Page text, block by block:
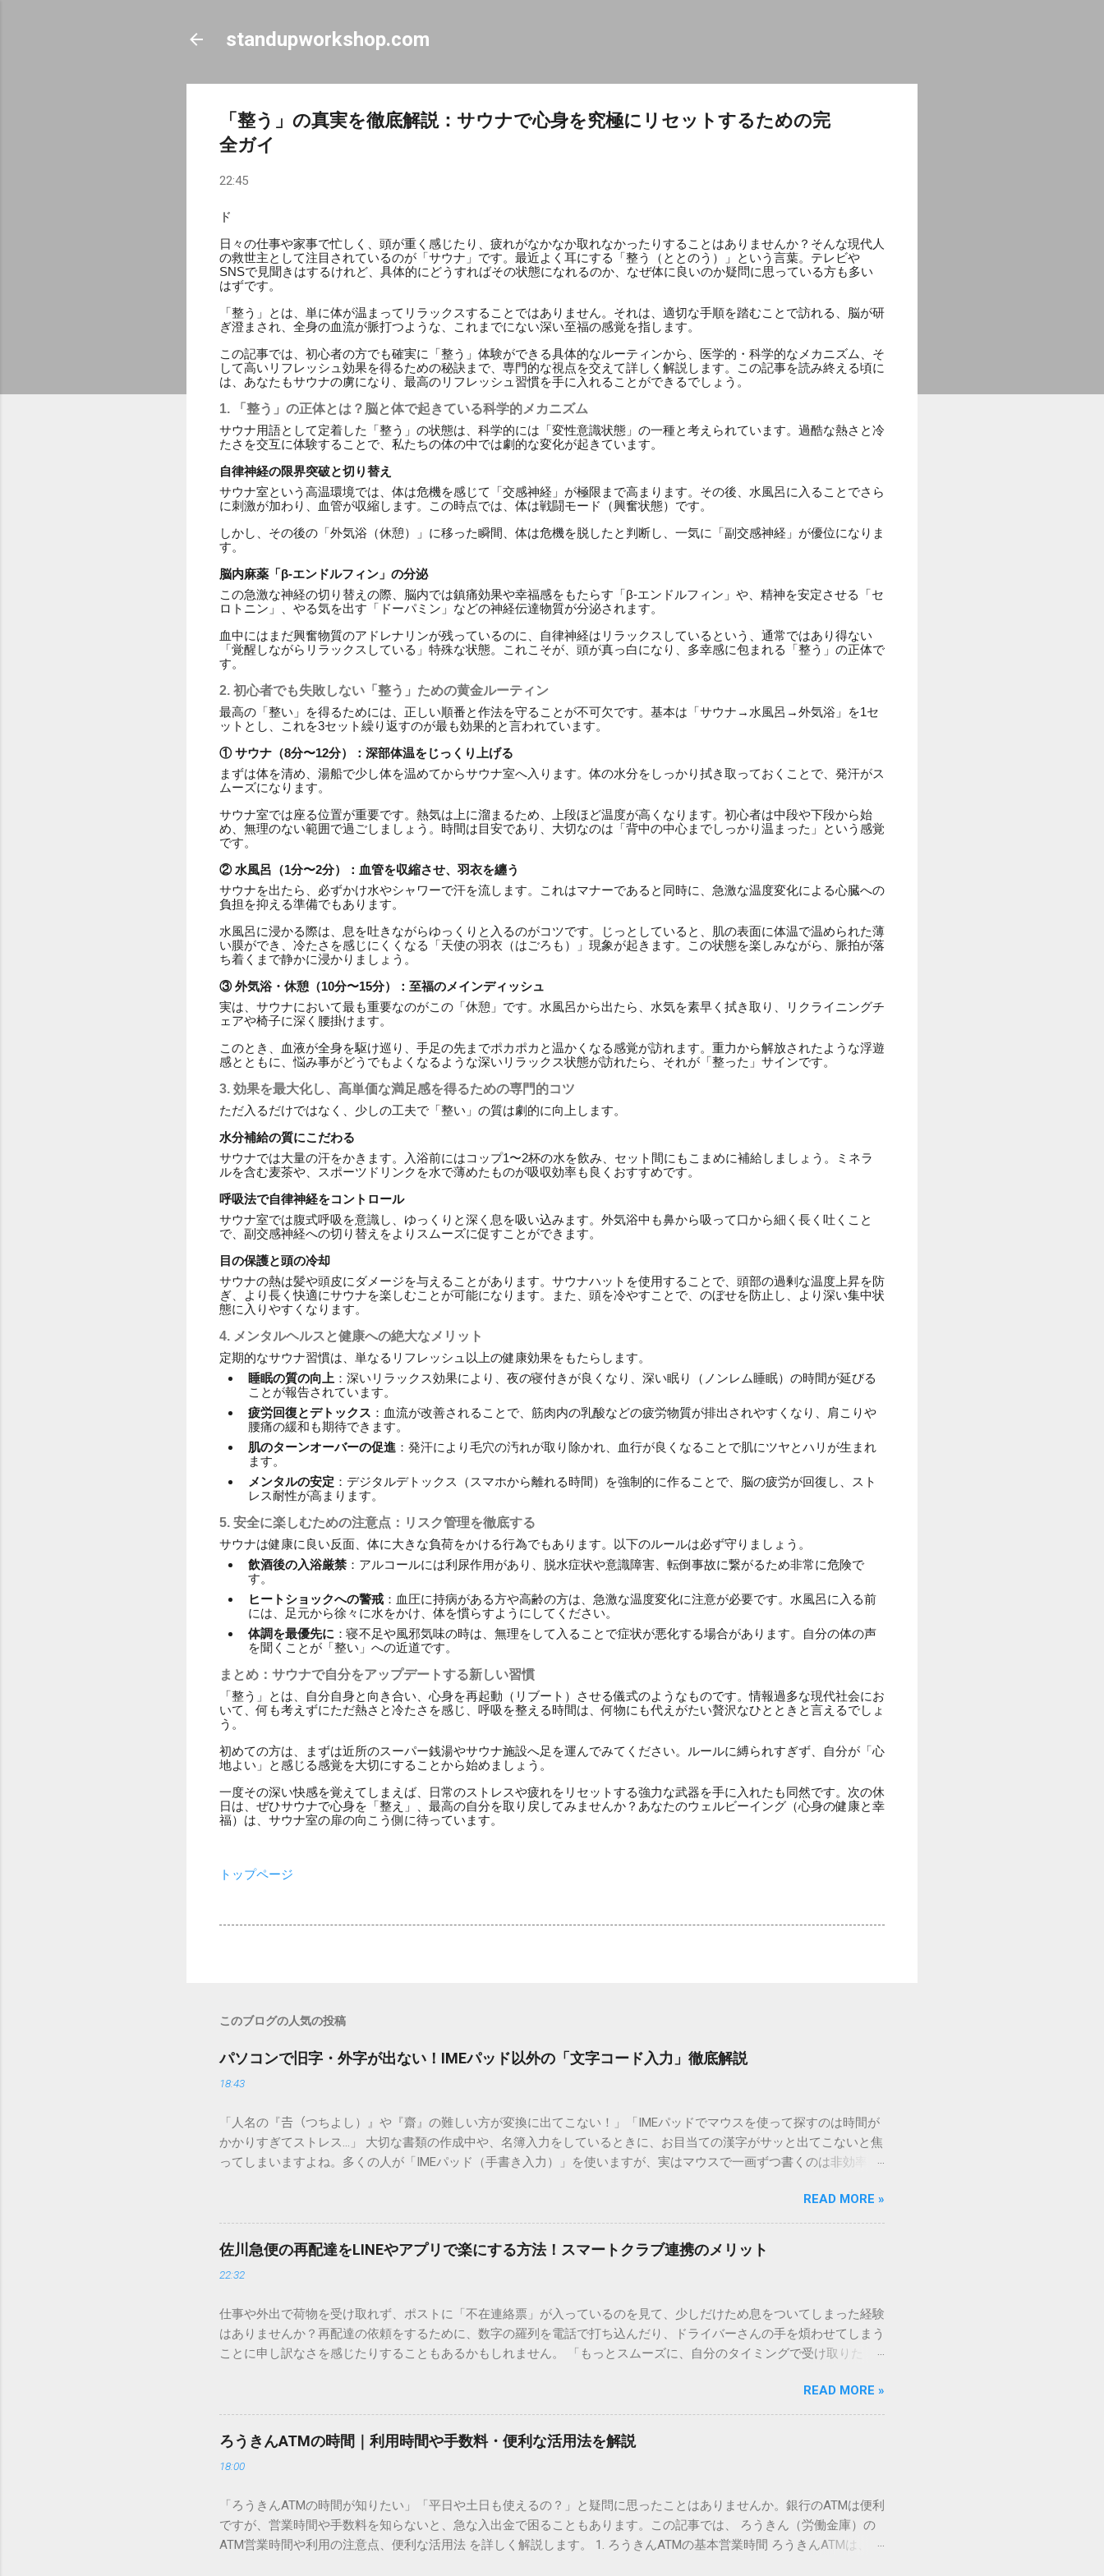
standupworkshop.com
「整う」の真実を徹底解説：サウナで心身を究極にリセットするための完
全ガイ
22:45
ド
日々の仕事や家事で忙しく、頭が重く感じたり、疲れがなかなか取れなかったりすることはありませんか？そんな現代人
の救世主として注目されているのが「サウナ」です。最近よく耳にする「整う（ととのう）」という言葉。テレビや
SNSで見聞きはするけれど、具体的にどうすればその状態になれるのか、なぜ体に良いのか疑問に思っている方も多い
はずです。
「整う」とは、単に体が温まってリラックスすることではありません。それは、適切な手順を踏むことで訪れる、脳が研
ぎ澄まされ、全身の血流が脈打つような、これまでにない深い至福の感覚を指します。
この記事では、初心者の方でも確実に「整う」体験ができる具体的なルーティンから、医学的・科学的なメカニズム、そ
して高いリフレッシュ効果を得るための秘訣まで、専門的な視点を交えて詳しく解説します。この記事を読み終える頃に
は、あなたもサウナの虜になり、最高のリフレッシュ習慣を手に入れることができるでしょう。
1. 「整う」の正体とは？脳と体で起きている科学的メカニズム
サウナ用語として定着した「整う」の状態は、科学的には「変性意識状態」の一種と考えられています。過酷な熱さと冷
たさを交互に体験することで、私たちの体の中では劇的な変化が起きています。
自律神経の限界突破と切り替え
サウナ室という高温環境では、体は危機を感じて「交感神経」が極限まで高まります。その後、水風呂に入ることでさら
に刺激が加わり、血管が収縮します。この時点では、体は戦闘モード（興奮状態）です。
しかし、その後の「外気浴（休憩）」に移った瞬間、体は危機を脱したと判断し、一気に「副交感神経」が優位になりま
す。
脳内麻薬「β-エンドルフィン」の分泌
この急激な神経の切り替えの際、脳内では鎮痛効果や幸福感をもたらす「β-エンドルフィン」や、精神を安定させる「セ
ロトニン」、やる気を出す「ドーパミン」などの神経伝達物質が分泌されます。
血中にはまだ興奮物質のアドレナリンが残っているのに、自律神経はリラックスしているという、通常ではあり得ない
「覚醒しながらリラックスしている」特殊な状態。これこそが、頭が真っ白になり、多幸感に包まれる「整う」の正体で
す。
2. 初心者でも失敗しない「整う」ための黄金ルーティン
最高の「整い」を得るためには、正しい順番と作法を守ることが不可欠です。基本は「サウナ→水風呂→外気浴」を1セ
ットとし、これを3セット繰り返すのが最も効果的と言われています。
① サウナ（8分〜12分）：深部体温をじっくり上げる
まずは体を清め、湯船で少し体を温めてからサウナ室へ入ります。体の水分をしっかり拭き取っておくことで、発汗がス
ムーズになります。
サウナ室では座る位置が重要です。熱気は上に溜まるため、上段ほど温度が高くなります。初心者は中段や下段から始
め、無理のない範囲で過ごしましょう。時間は目安であり、大切なのは「背中の中心までしっかり温まった」という感覚
です。
② 水風呂（1分〜2分）：血管を収縮させ、羽衣を纏う
サウナを出たら、必ずかけ水やシャワーで汗を流します。これはマナーであると同時に、急激な温度変化による心臓への
負担を抑える準備でもあります。
水風呂に浸かる際は、息を吐きながらゆっくりと入るのがコツです。じっとしていると、肌の表面に体温で温められた薄
い膜ができ、冷たさを感じにくくなる「天使の羽衣（はごろも）」現象が起きます。この状態を楽しみながら、脈拍が落
ち着くまで静かに浸かりましょう。
③ 外気浴・休憩（10分〜15分）：至福のメインディッシュ
実は、サウナにおいて最も重要なのがこの「休憩」です。水風呂から出たら、水気を素早く拭き取り、リクライニングチ
ェアや椅子に深く腰掛けます。
このとき、血液が全身を駆け巡り、手足の先までポカポカと温かくなる感覚が訪れます。重力から解放されたような浮遊
感とともに、悩み事がどうでもよくなるような深いリラックス状態が訪れたら、それが「整った」サインです。
3. 効果を最大化し、高単価な満足感を得るための専門的コツ
ただ入るだけではなく、少しの工夫で「整い」の質は劇的に向上します。
水分補給の質にこだわる
サウナでは大量の汗をかきます。入浴前にはコップ1〜2杯の水を飲み、セット間にもこまめに補給しましょう。ミネラ
ルを含む麦茶や、スポーツドリンクを水で薄めたものが吸収効率も良くおすすめです。
呼吸法で自律神経をコントロール
サウナ室では腹式呼吸を意識し、ゆっくりと深く息を吸い込みます。外気浴中も鼻から吸って口から細く長く吐くこと
で、副交感神経への切り替えをよりスムーズに促すことができます。
目の保護と頭の冷却
サウナの熱は髪や頭皮にダメージを与えることがあります。サウナハットを使用することで、頭部の過剰な温度上昇を防
ぎ、より長く快適にサウナを楽しむことが可能になります。また、頭を冷やすことで、のぼせを防止し、より深い集中状
態に入りやすくなります。
4. メンタルヘルスと健康への絶大なメリット
定期的なサウナ習慣は、単なるリフレッシュ以上の健康効果をもたらします。
睡眠の質の向上 ：深いリラックス効果により、夜の寝付きが良くなり、深い眠り（ノンレム睡眠）の時間が延びる
ことが報告されています。
疲労回復とデトックス ：血流が改善されることで、筋肉内の乳酸などの疲労物質が排出されやすくなり、肩こりや
腰痛の緩和も期待できます。
肌のターンオーバーの促進 ：発汗により毛穴の汚れが取り除かれ、血行が良くなることで肌にツヤとハリが生まれ
ます。
メンタルの安定 ：デジタルデトックス（スマホから離れる時間）を強制的に作ることで、脳の疲労が回復し、スト
レス耐性が高まります。
5. 安全に楽しむための注意点：リスク管理を徹底する
サウナは健康に良い反面、体に大きな負荷をかける行為でもあります。以下のルールは必ず守りましょう。
飲酒後の入浴厳禁 ：アルコールには利尿作用があり、脱水症状や意識障害、転倒事故に繋がるため非常に危険で
す。
ヒートショックへの警戒 ：血圧に持病がある方や高齢の方は、急激な温度変化に注意が必要です。水風呂に入る前
には、足元から徐々に水をかけ、体を慣らすようにしてください。
体調を最優先に ：寝不足や風邪気味の時は、無理をして入ることで症状が悪化する場合があります。自分の体の声
を聞くことが「整い」への近道です。
まとめ：サウナで自分をアップデートする新しい習慣
「整う」とは、自分自身と向き合い、心身を再起動（リブート）させる儀式のようなものです。情報過多な現代社会にお
いて、何も考えずにただ熱さと冷たさを感じ、呼吸を整える時間は、何物にも代えがたい贅沢なひとときと言えるでしょ
う。
初めての方は、まずは近所のスーパー銭湯やサウナ施設へ足を運んでみてください。ルールに縛られすぎず、自分が「心
地よい」と感じる感覚を大切にすることから始めましょう。
一度その深い快感を覚えてしまえば、日常のストレスや疲れをリセットする強力な武器を手に入れたも同然です。次の休
日は、ぜひサウナで心身を「整え」、最高の自分を取り戻してみませんか？あなたのウェルビーイング（心身の健康と幸
福）は、サウナ室の扉の向こう側に待っています。
トップページ
このブログの人気の投稿
パソコンで旧字・外字が出ない！IMEパッド以外の「文字コード入力」徹底解説
18:43
「人名の『𠮷（つちよし）』や『齋』の難しい方が変換に出てこない！」「IMEパッドでマウスを使って探すのは時間が
かかりすぎてストレス…」 大切な書類の作成中や、名簿入力をしているときに、お目当ての漢字がサッと出てこないと焦
ってしまいますよね。多くの人が「IMEパッド（手書き入力）」を使いますが、実はマウスで一画ずつ書くのは非効率で
ードを打ち込むだけで一瞬で旧字や外字、特殊記号を呼び出す「文字コード入力」のテクニックを詳しく解説します。
この方法をマスターすれば、もう難しい漢字の入力で手を止める必要はありません。 1. なぜ「変換」しても旧字・外字
が出てこないのか？ そもそも、なぜ普通の変換で出てこない漢字があるのでしょうか。その理由は、パソコンが文字を
認識する仕組みにあります。 日本のパソコンで一般的に使われる漢字は、JIS規格（日本産業規格）によって「第1水
準」「第2水準」といった形で整理されています。しかし、人名や地名に使われる非常に古い漢字（旧字）や、特定の組
「Unicode（ユニコード）」や「JISコード」といった 文字コード です。パソコン上のすべての文字には、いわば「住
所」のような番号が割り振られています。変換候補に出ない文字でも、この住所（コード）を直接指定すれば、確実に呼
び出すことができるのです。 2. Windows標準機能！文字コードで漢字を出す「16進数入力」 最も汎用性が高く、特別な
できます。 具体的な手順（Unicode入力） 入力したい文字の「Unicode（例：20BB7）」を把握する。 入力モードを「半
角」にする（※重要）。 **「20BB7」**と入力する。 直後にキーボードの**[Alt]キーを押しながら[X]キー**を押す。 入
力した数字が、一瞬で対応する漢字（例：𠮷）に変換されます。 注記： この方法は、特にMicrosoft Wordで非常に強力
READ MORE »
佐川急便の再配達をLINEやアプリで楽にする方法！スマートクラブ連携のメリット
22:32
仕事や外出で荷物を受け取れず、ポストに「不在連絡票」が入っているのを見て、少しだけため息をついてしまった経験
はありませんか？再配達の依頼をするために、数字の羅列を電話で打ち込んだり、ドライバーさんの手を煩わせてしまう
ことに申し訳なさを感じたりすることもあるかもしれません。 「もっとスムーズに、自分のタイミングで受け取りた
ビス「スマートクラブ」と、LINEや公式アプリの連携です。これらを活用するだけで、再配達のストレスは驚くほど軽く
なります。この記事では、忙しい毎日をサポートする便利な受け取り術と、連携による具体的なメリットを徹底解説しま
す。 佐川急便の再配達が劇的に変わる「スマートクラブ」とは？ まず押さえておきたいのが、佐川急便の個人向け無料
会員サービス「スマートクラブ」です。これは、荷物の配送状況をリアルタイムで管理するための基盤となるサービスで
す。 以前はウェブサイトを開いてログインする手間がありましたが、現在はLINEやアプリと紐付けることで、その利便
じめ配達時間を変更するといった先回りの対応が可能になります。 LINE連携で「不在連絡票」とおさらばできる理由 日
本国内で最も利用されているコミュニケーションアプリ「LINE」を佐川急便と連携させると、荷物の受け取り体験が一変
します。 1. トーク画面からワンタップで依頼 不在連絡票に記載されたQRコードを読み取る手間すら、過去のものになり
READ MORE »
ろうきんATMの時間｜利用時間や手数料・便利な活用法を解説
18:00
「ろうきんATMの時間が知りたい」「平日や土日も使えるの？」と疑問に思ったことはありませんか。銀行のATMは便利
ですが、営業時間や手数料を知らないと、急な入出金で困ることもあります。この記事では、 ろうきん（労働金庫）の
ATM営業時間や利用の注意点、便利な活用法 を詳しく解説します。 1. ろうきんATMの基本営業時間 ろうきんATMは、利